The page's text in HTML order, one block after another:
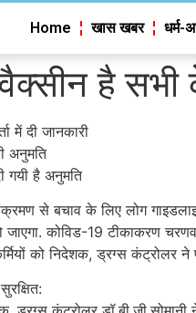
Home खास खबर धर्म-
है सभी
में दी जानकारी
अनुमति
गयी है अनुमति
से बचाव के लिए लोग
जाएगा. कोविड-19 टीकाकरण
को निदेशक, ड्रग्स कंट्रोलर ने